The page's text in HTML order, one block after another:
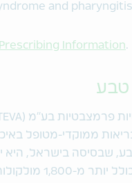
and
Information.
טבע
שבסיסה בישראל, היא
מוצריה